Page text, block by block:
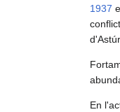
1937
En